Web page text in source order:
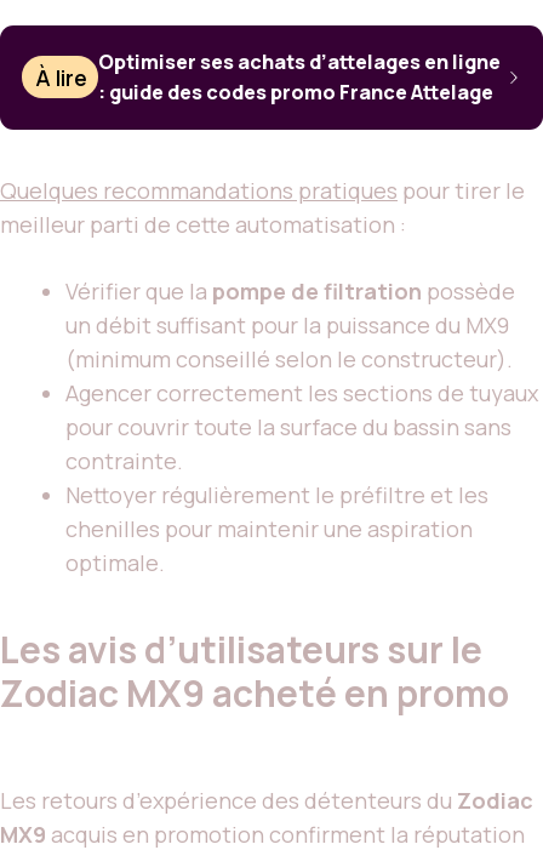
À lire
Optimiser ses achats d’attelages en ligne
: guide des codes promo France Attelage
Quelques recommandations pratiques pour tirer le
meilleur parti de cette automatisation :
Vérifier que la pompe de filtration possède
un débit suffisant pour la puissance du MX9
(minimum conseillé selon le constructeur).
Agencer correctement les sections de tuyaux
pour couvrir toute la surface du bassin sans
contrainte.
Nettoyer régulièrement le préfiltre et les
chenilles pour maintenir une aspiration
optimale.
Les avis d’utilisateurs sur le
Zodiac MX9 acheté en promo
Les retours d’expérience des détenteurs du Zodiac
MX9 acquis en promotion confirment la réputation